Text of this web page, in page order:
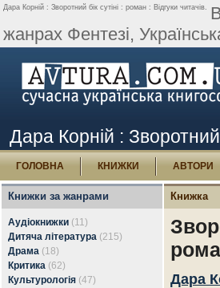
Дара Корній : Зворотний бік сутіні : роман : Відгуки читачів.
жанрах Фентезі,
Дара Корній : Зворотний
ГОЛОВНА КНИЖКИ АВТОРИ
Книжки за жанрами
Аудіокнижки (11)
Дитяча література (215)
Драма (18)
Критика (62)
Культурологія (47)
Книжка
Дара